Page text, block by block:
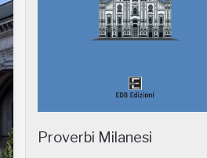
Proverbi Milanesi